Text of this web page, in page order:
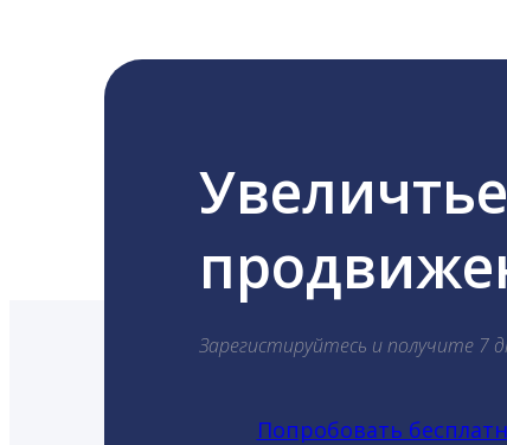
Зарегистируйтесь и получите 7
Попробовать